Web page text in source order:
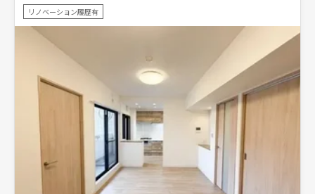
リノベーション履歴有